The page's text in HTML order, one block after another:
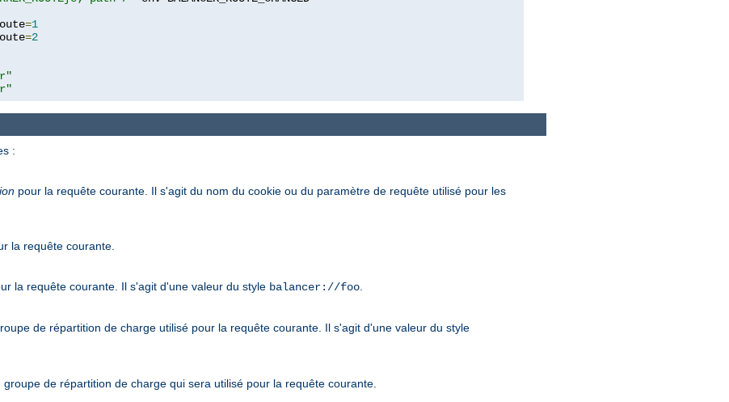
=1
=2
:
pour la requête courante. Il s'agit du nom du cookie ou du paramètre de requête utilisé pour les
la requête courante.
la requête courante. Il s'agit d'une valeur du style balancer://foo
de répartition de charge utilisé pour la requête courante. Il s'agit d'une valeur du style
de répartition de charge qui sera utilisé pour la requête courante.